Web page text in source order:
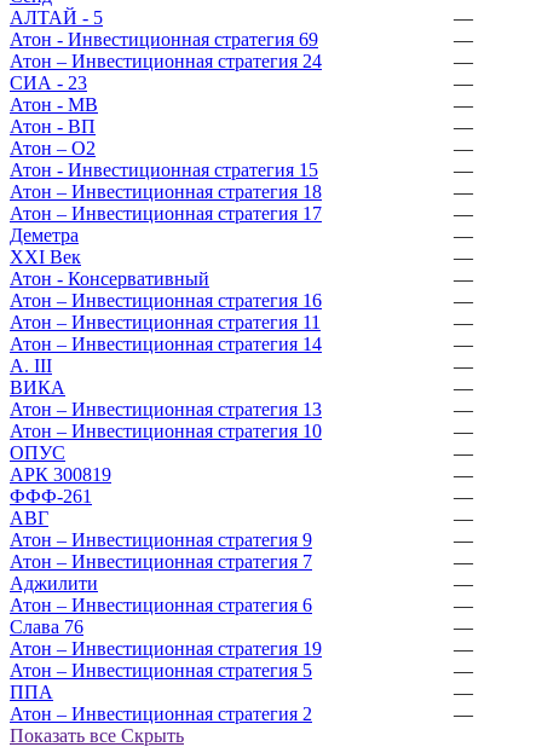
АЛТАЙ - 5
—
Атон - Инвестиционная стратегия 69
—
Атон – Инвестиционная стратегия 24
—
СИА - 23
—
Атон - МВ
—
Атон - ВП
—
Атон – О2
—
Атон - Инвестиционная стратегия 15
—
Атон – Инвестиционная стратегия 18
—
Атон – Инвестиционная стратегия 17
—
Деметра
—
XXI Век
—
Атон - Консервативный
—
Атон – Инвестиционная стратегия 16
—
Атон – Инвестиционная стратегия 11
—
Атон – Инвестиционная стратегия 14
—
А. III
—
ВИКА
—
Атон – Инвестиционная стратегия 13
—
Атон – Инвестиционная стратегия 10
—
ОПУС
—
АРК 300819
—
ФФФ-261
—
АВГ
—
Атон – Инвестиционная стратегия 9
—
Атон – Инвестиционная стратегия 7
—
Аджилити
—
Атон – Инвестиционная стратегия 6
—
Слава 76
—
Атон – Инвестиционная стратегия 19
—
Атон – Инвестиционная стратегия 5
—
ППА
—
Атон – Инвестиционная стратегия 2
—
Показать все Скрыть